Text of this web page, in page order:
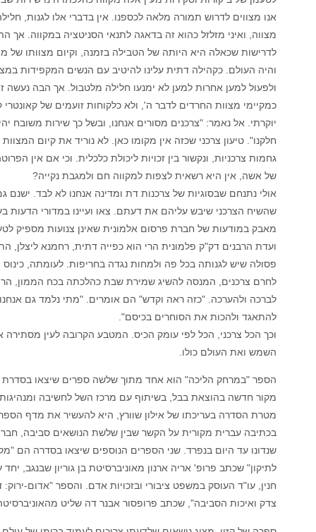
אנו מצווים לדרוש תמורה מלאה לכספנו. אין בדברי אלו לגנות,
מצווה, ואיני מזלזל כהוא זה בדאגה לתנאי הסניטציה במקווה. אך
לדרישות שכאלה היא היותה של הטבילה בזמנה, וקיום מצוותו של
והיה העולם. כקהילה דתית עלינו להיטיב עם הנשים המקפידות
ולפעול למען אחרות למען לא ימנעו חלילה מלטבול. אך הבה נעשה
כמקיימי מצוות החרדים לדבר ה', ולא כלקוחות זועמים של קאונטרי
יוקרתי. אל נאמר: "צרכנים מסורים אנחנו, ובשל כך שירות משובח
חלקנו". טיעון צרכני שכזה אין מקומו כאן. לא נוריד את קיום
גחמות צרכניות, ונקשור בין זכויות ליכולת כלכלית. וכי אם אין
של אשה, אין היא רשאית לצפות למקווה חם ולמגבת נקייה?
אולי נתנחם שבסוגיות של צרכנות דת ומדינה אנחנו לא לבד. ישנם
שהשיח הצרכני שיבש עליהם את דעתם. צאו ועיינו במדורי הדעות
מאבק במודעות של חברת פרסום אלמונית שאינן צנועות מספיק
ועדת הרבנים דק"ק פלמונית הרי הוא כפייה דתית, רחמנא ליצלן,
פסולה שיש לגנותה בכל פה ולמחות נגדה בחריפות. לעומתה, כינוס
לחרם צרכנים, המנסה להשיג שמירת שבת כהלכתה בכח הממון, הרי
לברכה ולהערכה. "כזה ראה וקדש" הם אומרים. "מתי נלמד גם אנחנו
להתאגד ולהכות את הסוחרים בכיסם".
וכך הכל צרכני, הכל לפי עומק הכיס. המטבע הקרובה לעין מסתירה
השמש ואת העולם כולו.
הספר "במרחק הליכה" הוא אחד מתוך שלשה ספרים שיצאו בסדרת
מקור חדשה בהוצאת בבל, בשיתוף עם מרכז השל לחשיבה
מטרת הסדרה בעריכתו של אילון שוורץ, היא להעשיר את מדף
בכתיבה עברית מקורית על הקשר שבין שלשת הנושאים סביבה,
שנדונו עד היום בנפרד. שני הספרים הנוספים שיצאו בסדרה הם
לתיקון" שכתב פרופ' אריה ארנון מאוניברסיטת בן גוריון שבנגב,
חנין, עו"ד העוסק במשפט ציבורי ובזכויות אדם. והספר "אדום-ירוק:
צדק ואיכות הסביבה", שכתב פרופסור אבנר דה שליט